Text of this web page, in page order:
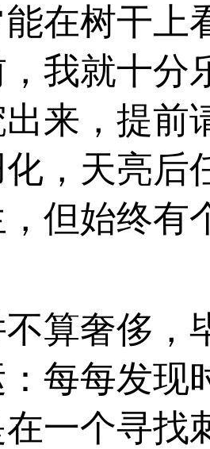
在树干上
我就十分
来，提前
，天亮后
但始终
算奢侈，
每每发现
一个寻找